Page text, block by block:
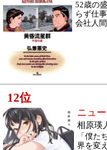
52歳の
らず仕
会社人
12位
ニュ
相原瑛
「僕た
界を変